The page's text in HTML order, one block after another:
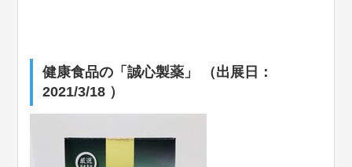
健康食品の「誠心製薬」 （出展日：
2021/3/18 ）